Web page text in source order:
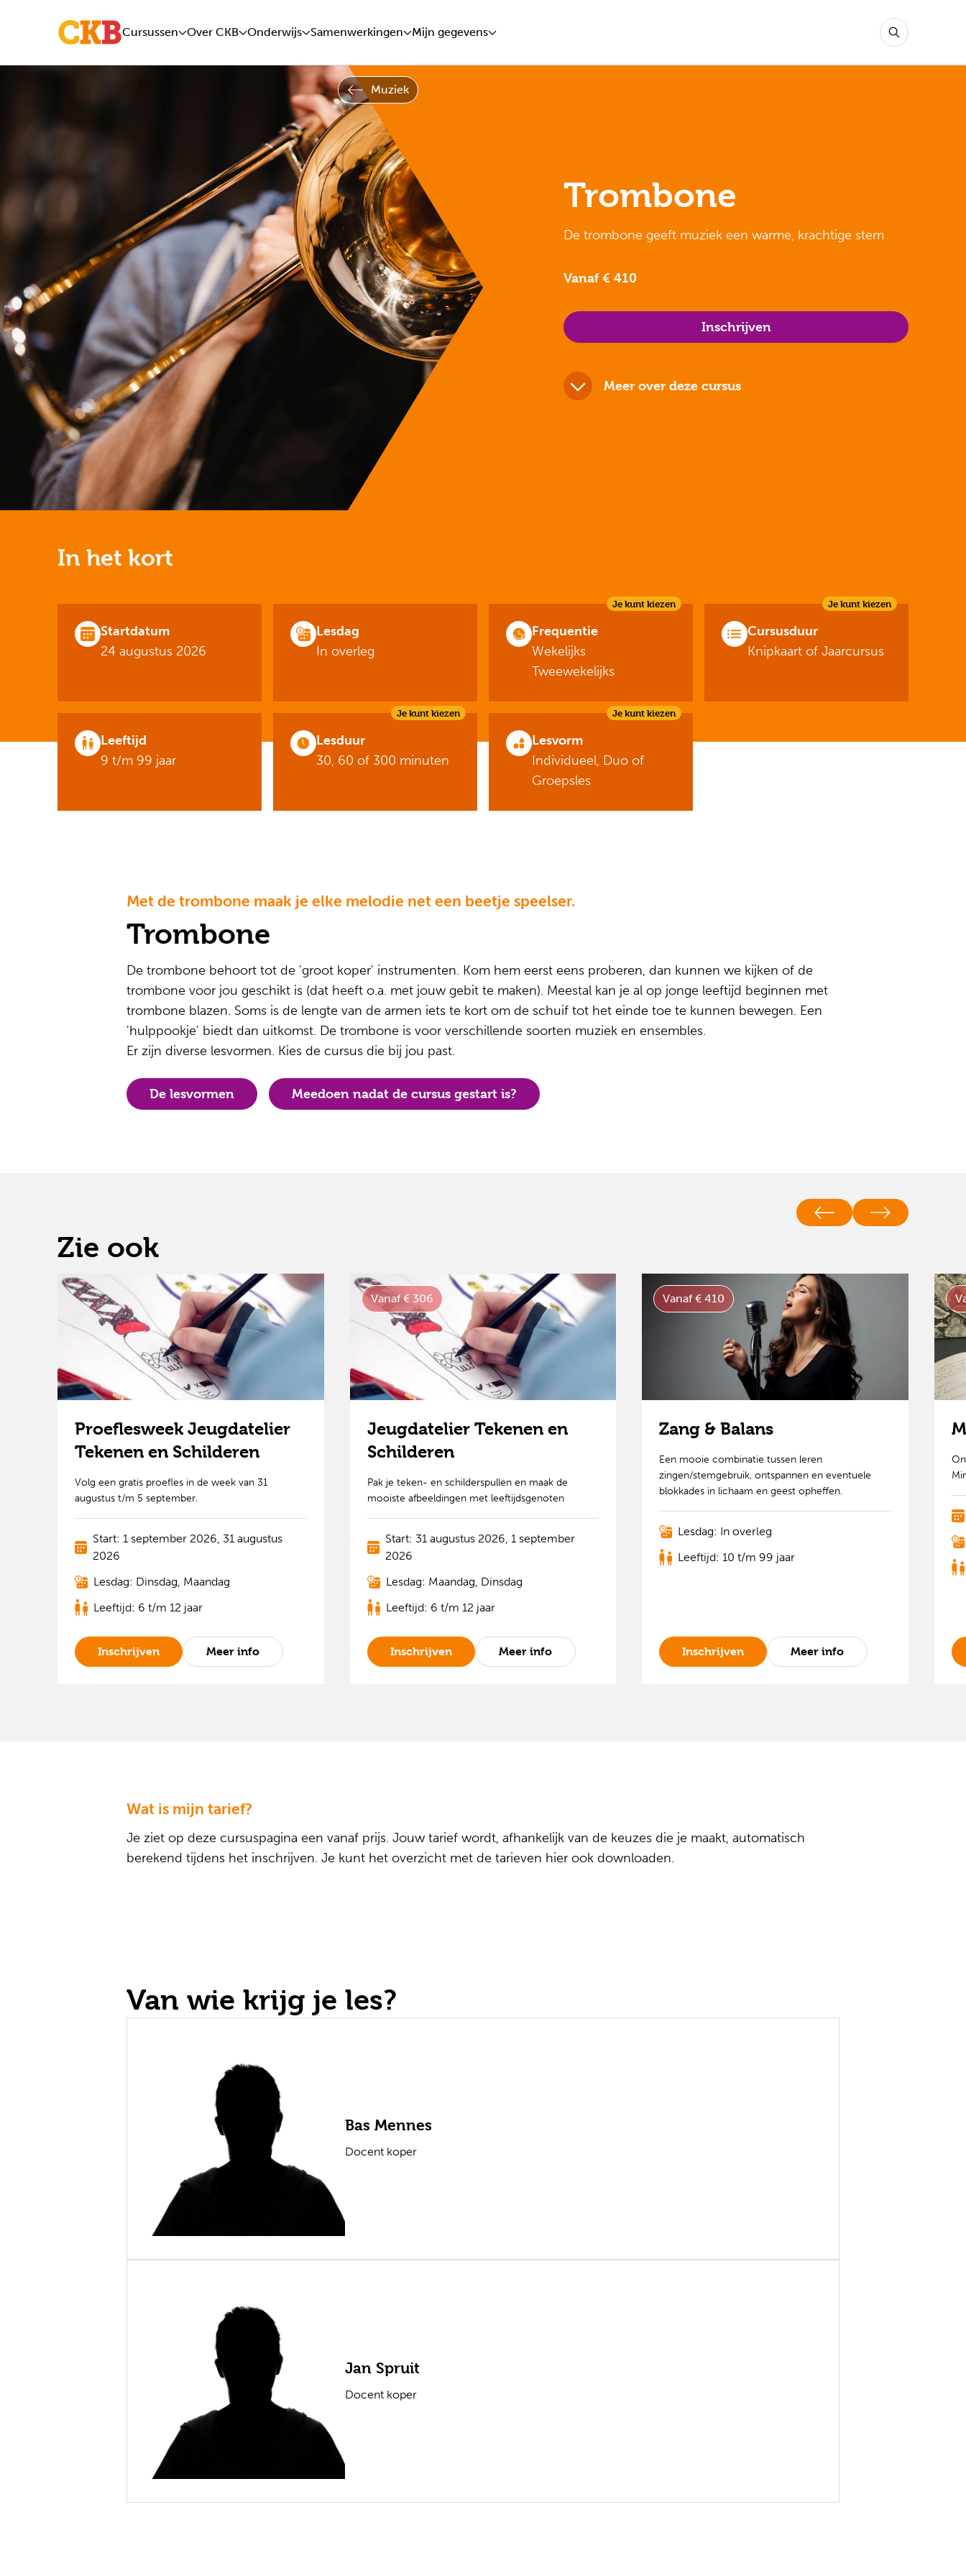
Cursussen Over CKB Onderwijs Samenwerkingen Mijn gegevens
Muziek
Trombone
De trombone geeft muziek een warme, krachtige stem
Vanaf € 410
Inschrijven
Meer over deze cursus
In het kort
Startdatum
24 augustus 2026
Lesdag
In overleg
Je kunt kiezen
Frequentie
Wekelijks
Tweewekelijks
Je kunt kiezen
Cursusduur
Knipkaart of Jaarcursus
Leeftijd
9 t/m 99 jaar
Je kunt kiezen
Lesduur
30, 60 of 300 minuten
Je kunt kiezen
Lesvorm
Individueel, Duo of
Groepsles
Met de trombone maak je elke melodie net een beetje speelser.
Trombone
De trombone behoort tot de 'groot koper' instrumenten. Kom hem eerst eens proberen, dan kunnen we kijken of de
trombone voor jou geschikt is (dat heeft o.a. met jouw gebit te maken). Meestal kan je al op jonge leeftijd beginnen met
trombone blazen. Soms is de lengte van de armen iets te kort om de schuif tot het einde toe te kunnen bewegen. Een
'hulppookje' biedt dan uitkomst. De trombone is voor verschillende soorten muziek en ensembles.
Er zijn diverse lesvormen. Kies de cursus die bij jou past.
De lesvormen Meedoen nadat de cursus gestart is?
Zie ook
Proeflesweek Jeugdatelier
Tekenen en Schilderen
Volg een gratis proefles in de week van 31
augustus t/m 5 september.
Start: 1 september 2026, 31 augustus
2026
Lesdag: Dinsdag, Maandag
Leeftijd: 6 t/m 12 jaar
Inschrijven Meer info
Vanaf € 306
Jeugdatelier Tekenen en
Schilderen
Pak je teken- en schilderspullen en maak de
mooiste afbeeldingen met leeftijdsgenoten
Start: 31 augustus 2026, 1 september
2026
Lesdag: Maandag, Dinsdag
Leeftijd: 6 t/m 12 jaar
Inschrijven Meer info
Vanaf € 410
Zang & Balans
Een mooie combinatie tussen leren
zingen/stemgebruik, ontspannen en eventuele
blokkades in lichaam en geest opheffen.
Lesdag: In overleg
Leeftijd: 10 t/m 99 jaar
Inschrijven Meer info
Wat is mijn tarief?
Je ziet op deze cursuspagina een vanaf prijs. Jouw tarief wordt, afhankelijk van de keuzes die je maakt, automatisch
berekend tijdens het inschrijven. Je kunt het overzicht met de tarieven hier ook downloaden.
Van wie krijg je les?
Bas Mennes
Docent koper
Jan Spruit
Docent koper